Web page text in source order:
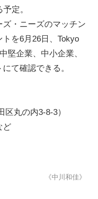
定。
・ニーズのマッチン
を6月26日、Tokyo
堅企業、中小企業、
て確認できる。
丸の内3-8-3）
ど
《中川和佳》